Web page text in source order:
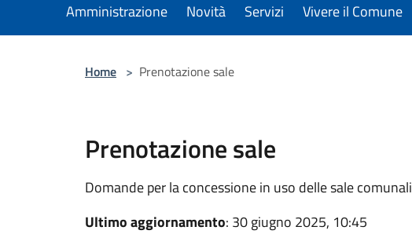
Amministrazione Novità Servizi Vivere il Comune
Home > Prenotazione sale
Prenotazione sale
Domande per la concessione in uso delle sale comunali
Ultimo aggiornamento: 30 giugno 2025, 10:45